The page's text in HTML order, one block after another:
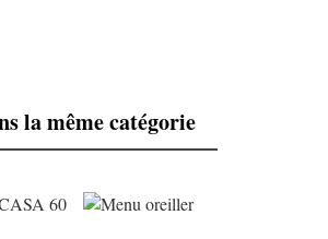
la même catégorie